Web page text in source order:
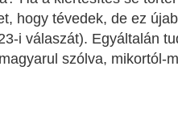
hogy tévedek, de ez
i válaszát). Egyáltalán
szólva, mikortól-